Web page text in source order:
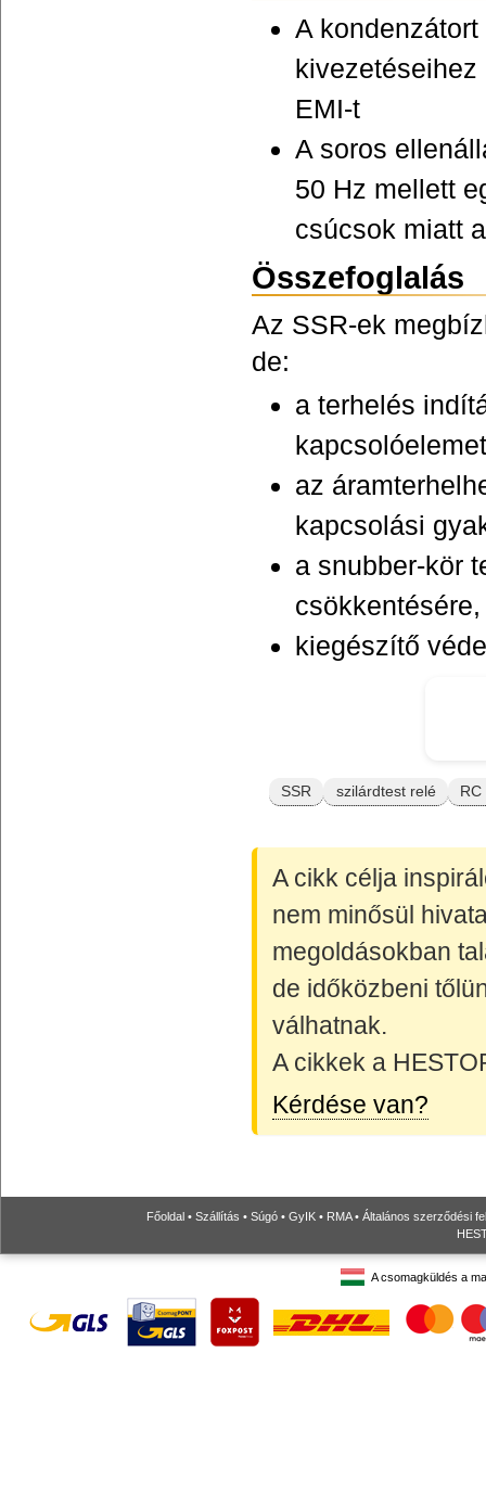
A
EMI-t
A soros
50 Hz mellett
csúcsok miatt
Összefoglalás
Az SSR-ek
de:
a terhelés
az
kapcsolási
a snubber-kör
csökkentésére,
kiegészítő
SSR szilárdtest relé RC
A cikk célja
nem minősül
megoldásokban
de időközbeni
válhatnak.
A cikkek a
Kérdése van?
Főoldal • Szállítás • Súgó • GyIK • RMA• Általános szerződési
A csomagküldés a